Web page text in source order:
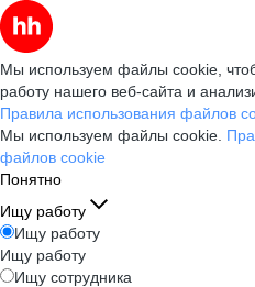
Мы используем файлы cookie,
работу нашего веб-сайта и
Правила использования файлов
Мы используем файлы cookie.
файлов cookie
Понятно
Ищу работу
Ищу работу
Ищу работу
Ищу сотрудника